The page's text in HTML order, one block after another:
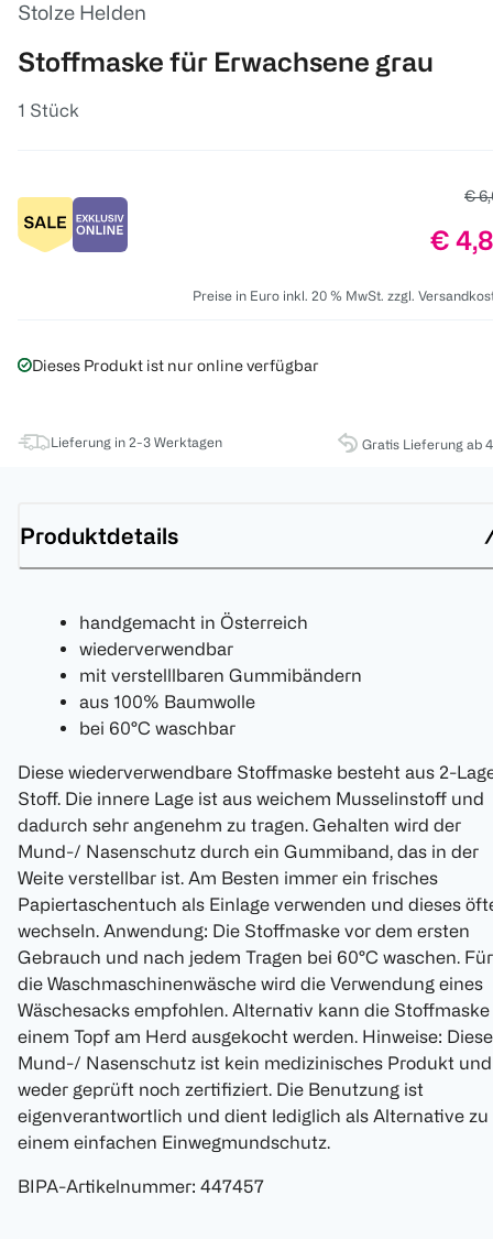
Stolze Helden
Stoffmaske für Erwachsene grau
1 Stück
€
€
Preise in Euro inkl. 20 % MwSt. zzgl.
Dieses Produkt ist nur online verfügbar
Lieferung in 2-3 Werktagen Gratis Lieferung ab
Produktdetails
handgemacht in Österreich
wiederverwendbar
mit verstelllbaren Gummibändern
aus 100% Baumwolle
bei 60°C waschbar
Diese wiederverwendbare Stoffmaske besteht aus 2-
Stoff. Die innere Lage ist aus weichem Musselinstoff und
dadurch sehr angenehm zu tragen. Gehalten wird der
Mund-/ Nasenschutz durch ein Gummiband, das in der
Weite verstellbar ist. Am Besten immer ein frisches
Papiertaschentuch als Einlage verwenden und dieses
wechseln. Anwendung: Die Stoffmaske vor dem ersten
Gebrauch und nach jedem Tragen bei 60°C waschen. Für
die Waschmaschinenwäsche wird die Verwendung eines
Wäschesacks empfohlen. Alternativ kann die
einem Topf am Herd ausgekocht werden. Hinweise:
Mund-/ Nasenschutz ist kein medizinisches Produkt und
weder geprüft noch zertifiziert. Die Benutzung ist
eigenverantwortlich und dient lediglich als Alternative zu
einem einfachen Einwegmundschutz.
BIPA-Artikelnummer: 447457